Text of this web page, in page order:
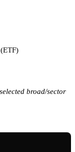
broad/sector